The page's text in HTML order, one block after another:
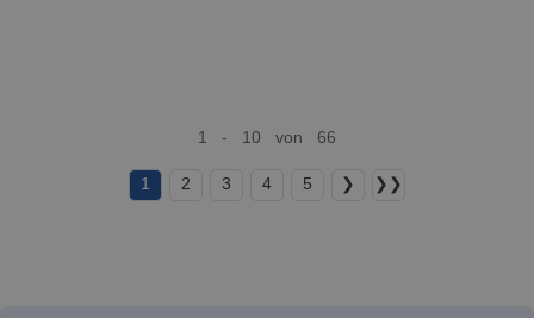
1 - 10 von 66
1 2 3 4 5 ❯ ❯❯